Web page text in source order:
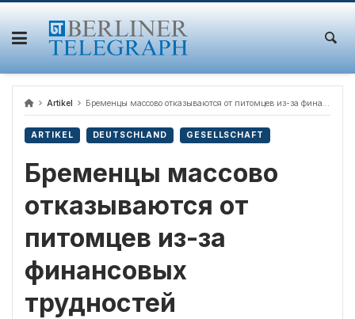
Skip
content
Artikel Бременцы массово отказываются от питомцев из-за финансовых трудностей
ARTIKEL DEUTSCHLAND GESELLSCHAFT
Бременцы массово
отказываются от
питомцев из-за
финансовых
трудностей